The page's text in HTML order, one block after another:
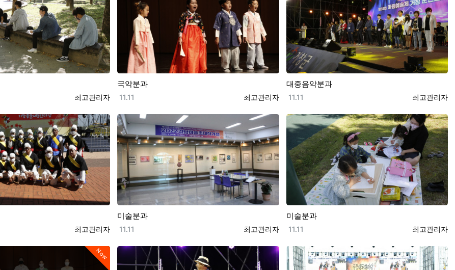
등록자
최고관리자
국악분과
등록자
최고관리자
등록일
11.11
대중음악분과
등록자
최고관리자
등록일
11.11
등록자
최고관리자
미술분과
등록자
최고관리자
등록일
11.11
미술분과
등록자
최고관리자
등록일
11.11
Now